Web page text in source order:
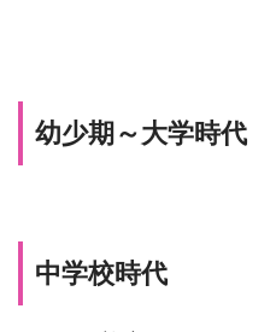
幼少期～大学時代
中学校時代